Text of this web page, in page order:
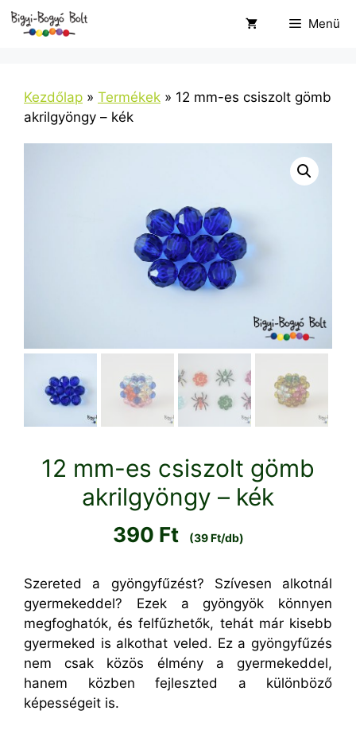
Kilépés
Menü
Kezdőlap » Termékek » 12 mm-es csiszolt gömb
akrilgyöngy – kék
12 mm-es csiszolt gömb
akrilgyöngy – kék
390 Ft (39 Ft/db)
Szereted a gyöngyfűzést? Szívesen alkotnál
gyermekeddel? Ezek a gyöngyök könnyen
megfoghatók, és felfűzhetők, tehát már kisebb
gyermeked is alkothat veled. Ez a gyöngyfűzés
nem csak közös élmény a gyermekeddel,
hanem közben fejleszted a különböző
képességeit is.